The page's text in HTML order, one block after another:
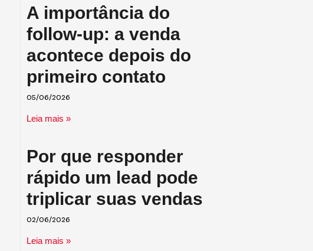
A importância do
follow-up: a venda
acontece depois do
primeiro contato
05/06/2026
Leia mais »
Por que responder
rápido um lead pode
triplicar suas vendas
02/06/2026
Leia mais »